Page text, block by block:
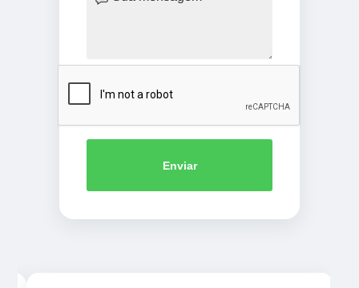
Enviar